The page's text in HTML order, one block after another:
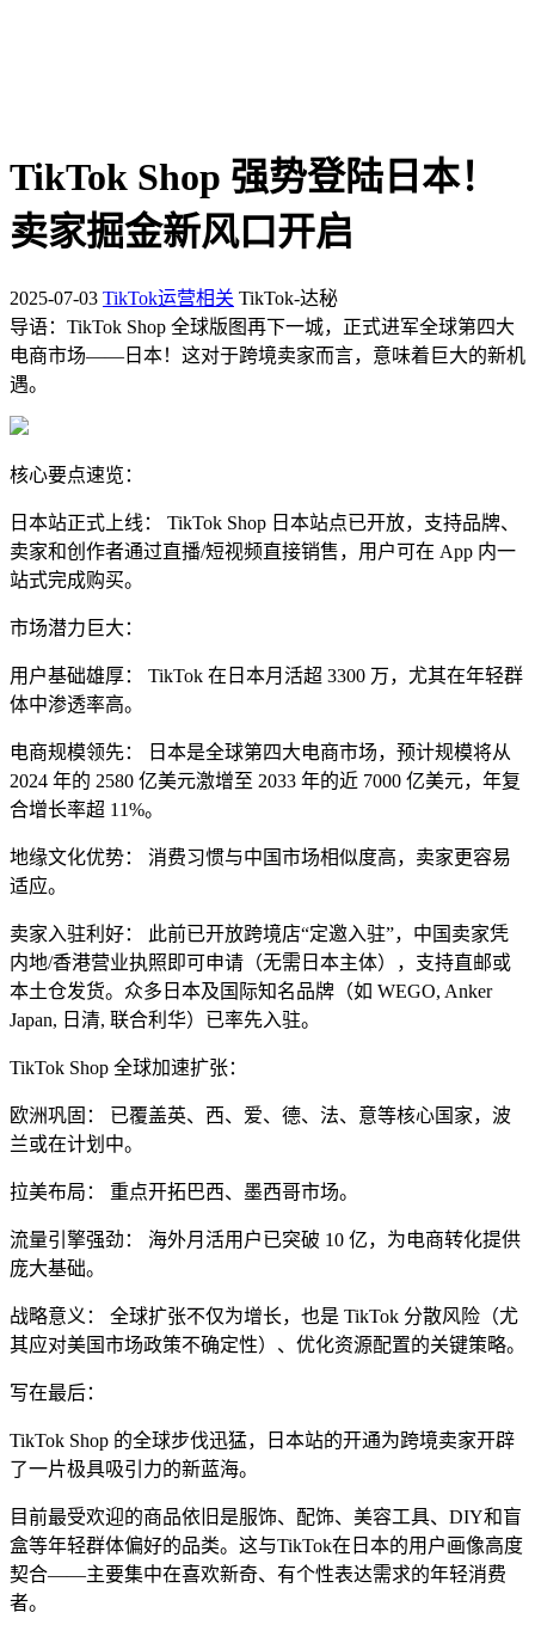
TikTok Shop 强势登陆日本！
卖家掘金新风口开启
2025-07-03 TikTok运营相关 TikTok-达秘
导语：TikTok Shop 全球版图再下一城，正式进军全球第四大
电商市场——日本！这对于跨境卖家而言，意味着巨大的新机
遇。
核心要点速览：
日本站正式上线： TikTok Shop 日本站点已开放，支持品牌、
卖家和创作者通过直播/短视频直接销售，用户可在 App 内一
站式完成购买。
市场潜力巨大：
用户基础雄厚： TikTok 在日本月活超 3300 万，尤其在年轻群
体中渗透率高。
电商规模领先： 日本是全球第四大电商市场，预计规模将从
2024 年的 2580 亿美元激增至 2033 年的近 7000 亿美元，年复
合增长率超 11%。
地缘文化优势： 消费习惯与中国市场相似度高，卖家更容易
适应。
卖家入驻利好： 此前已开放跨境店“定邀入驻”，中国卖家凭
内地/香港营业执照即可申请（无需日本主体），支持直邮或
本土仓发货。众多日本及国际知名品牌（如 WEGO, Anker
Japan, 日清, 联合利华）已率先入驻。
TikTok Shop 全球加速扩张：
欧洲巩固： 已覆盖英、西、爱、德、法、意等核心国家，波
兰或在计划中。
拉美布局： 重点开拓巴西、墨西哥市场。
流量引擎强劲： 海外月活用户已突破 10 亿，为电商转化提供
庞大基础。
战略意义： 全球扩张不仅为增长，也是 TikTok 分散风险（尤
其应对美国市场政策不确定性）、优化资源配置的关键策略。
写在最后：
TikTok Shop 的全球步伐迅猛，日本站的开通为跨境卖家开辟
了一片极具吸引力的新蓝海。
目前最受欢迎的商品依旧是服饰、配饰、美容工具、DIY和盲
盒等年轻群体偏好的品类。这与TikTok在日本的用户画像高度
契合——主要集中在喜欢新奇、有个性表达需求的年轻消费
者。